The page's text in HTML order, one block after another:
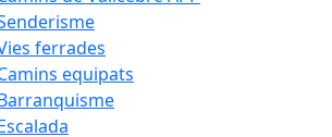
ferrades
equipats